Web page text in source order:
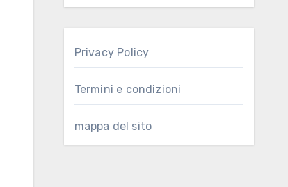
Privacy Policy
Termini e condizioni
mappa del sito